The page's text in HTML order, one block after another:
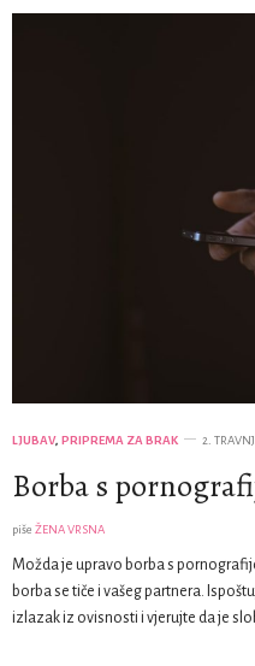
LJUBAV, PRIPREMA ZA BRAK 2.
Borba s
piše ŽENA VRSNA
Možda je upravo borba s
borba se tiče i vašeg partnera.
izlazak iz ovisnosti i vjerujte da je